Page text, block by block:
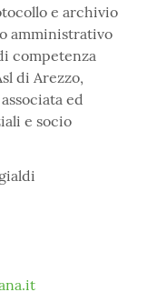
e archivio
amministrativo
competenza
di Arezzo,
ed
e socio